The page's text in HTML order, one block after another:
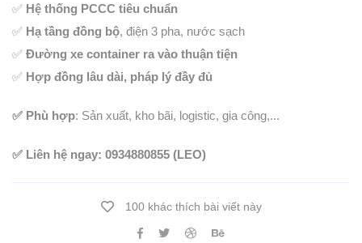
✅ Hệ thống PCCC tiêu chuẩn
✅ Hạ tầng đồng bộ, điện 3 pha, nước sạch
✅ Đường xe container ra vào thuận tiện
✅ Hợp đồng lâu dài, pháp lý đầy đủ
✅ Phù hợp: Sản xuất, kho bãi, logistic, gia công,...
✅ Liên hệ ngay: 0934880855 (LEO)
100 khác thích bài viết này